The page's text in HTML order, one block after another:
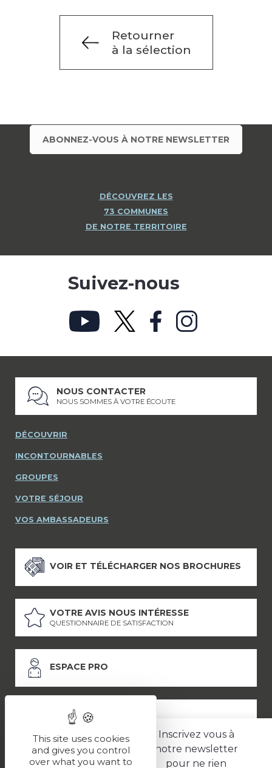
Retourner
à la sélection
Inscrivez vous à
notre newsletter
pour ne rien
ABONNEZ-VOUS À NOTRE NEWSLETTER
DÉCOUVREZ LES
73 COMMUNES
DE NOTRE TERRITOIRE
Suivez-nous
NOUS CONTACTER
NOUS SOMMES À VOTRE ÉCOUTE
DÉCOUVRIR
INCONTOURNABLES
GROUPES
VOTRE SÉJOUR
VOS AMBASSADEURS
VOIR ET TÉLÉCHARGER NOS BROCHURES
VOTRE AVIS NOUS INTÉRESSE
QUESTIONNAIRE DE SATISFACTION
ESPACE PRO
ESPACE PRESSE
LES PARTENAIRES
This site uses cookies
and gives you control
over what you want to